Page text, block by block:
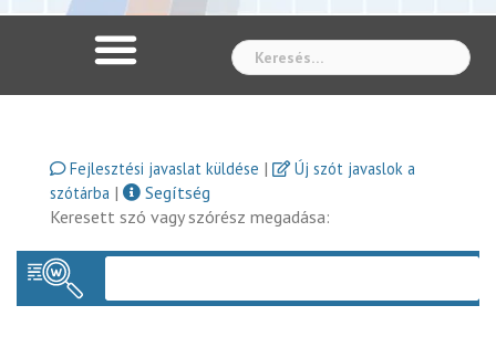
Fejlesztési javaslat küldése |
Új szót javaslok a
szótárba |
Segítség
Keresett szó vagy szórész megadása: